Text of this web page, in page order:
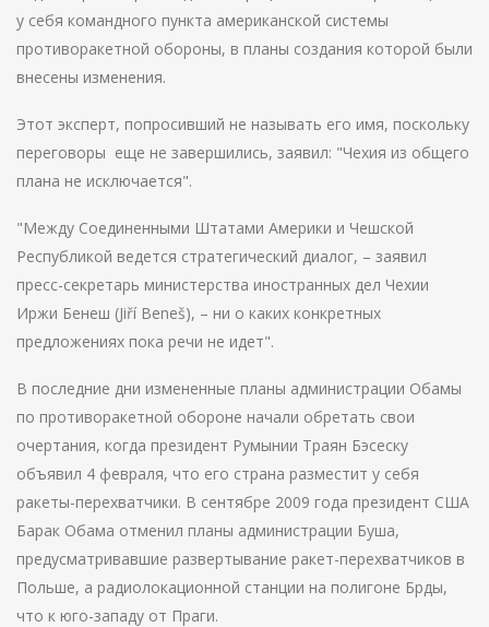
у себя командного пункта американской системы
противоракетной обороны, в планы создания которой были
внесены изменения.
Этот эксперт, попросивший не называть его имя, поскольку
переговоры еще не завершились, заявил: "Чехия из общего
плана не исключается".
"Между Соединенными Штатами Америки и Чешской
Республикой ведется стратегический диалог, – заявил
пресс-секретарь министерства иностранных дел Чехии
Иржи Бенеш (Jiří Beneš), – ни о каких конкретных
предложениях пока речи не идет".
В последние дни измененные планы администрации Обамы
по противоракетной обороне начали обретать свои
очертания, когда президент Румынии Траян Бэсеску
объявил 4 февраля, что его страна разместит у себя
ракеты-перехватчики. В сентябре 2009 года президент США
Барак Обама отменил планы администрации Буша,
предусматривавшие развертывание ракет-перехватчиков в
Польше, а радиолокационной станции на полигоне Брды,
что к юго-западу от Праги.